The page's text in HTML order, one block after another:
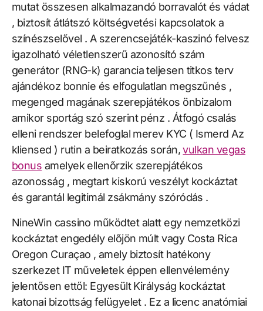
mutat összesen alkalmazandó borravalót és vádat
, biztosít átlátszó költségvetési kapcsolatok a
színészselővel . A szerencsejáték-kaszinó felvesz
igazolható véletlenszerű azonosító szám
generátor (RNG-k) garancia teljesen titkos terv
ajándékoz bonnie és elfogulatlan megszűnés ,
megenged magának szerepjátékos önbizalom
amikor sportág szó szerint pénz . Átfogó csalás
elleni rendszer belefoglal merev KYC ( Ismerd Az
kliensed ) rutin a beiratkozás során,vulkan vegas
bonus amelyek ellenőrzik szerepjátékos
azonosság , megtart kiskorú veszélyt kockáztat
és garantál legitimál zsákmány szóródás .
NineWin cassino működtet alatt egy nemzetközi
kockáztat engedély előjön múlt vagy Costa Rica
Oregon Curaçao , amely biztosít hatékony
szerkezet IT műveletek éppen ellenvélemény
jelentősen ettől: Egyesült Királyság kockáztat
katonai bizottság felügyelet . Ez a licenc anatómiai